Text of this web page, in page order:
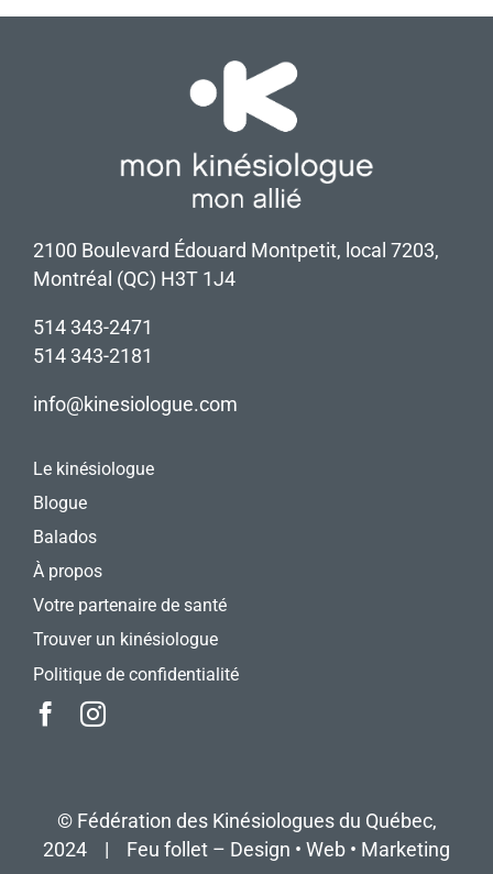
2100 Boulevard Édouard Montpetit, local 7203,
Montréal (QC) H3T 1J4
514 343-2471
514 343-2181
info@kinesiologue.com
Le kinésiologue
Blogue
Balados
À propos
Votre partenaire de santé
Trouver un kinésiologue
Politique de confidentialité
© Fédération des Kinésiologues du Québec,
2024 | Feu follet – Design • Web • Marketing